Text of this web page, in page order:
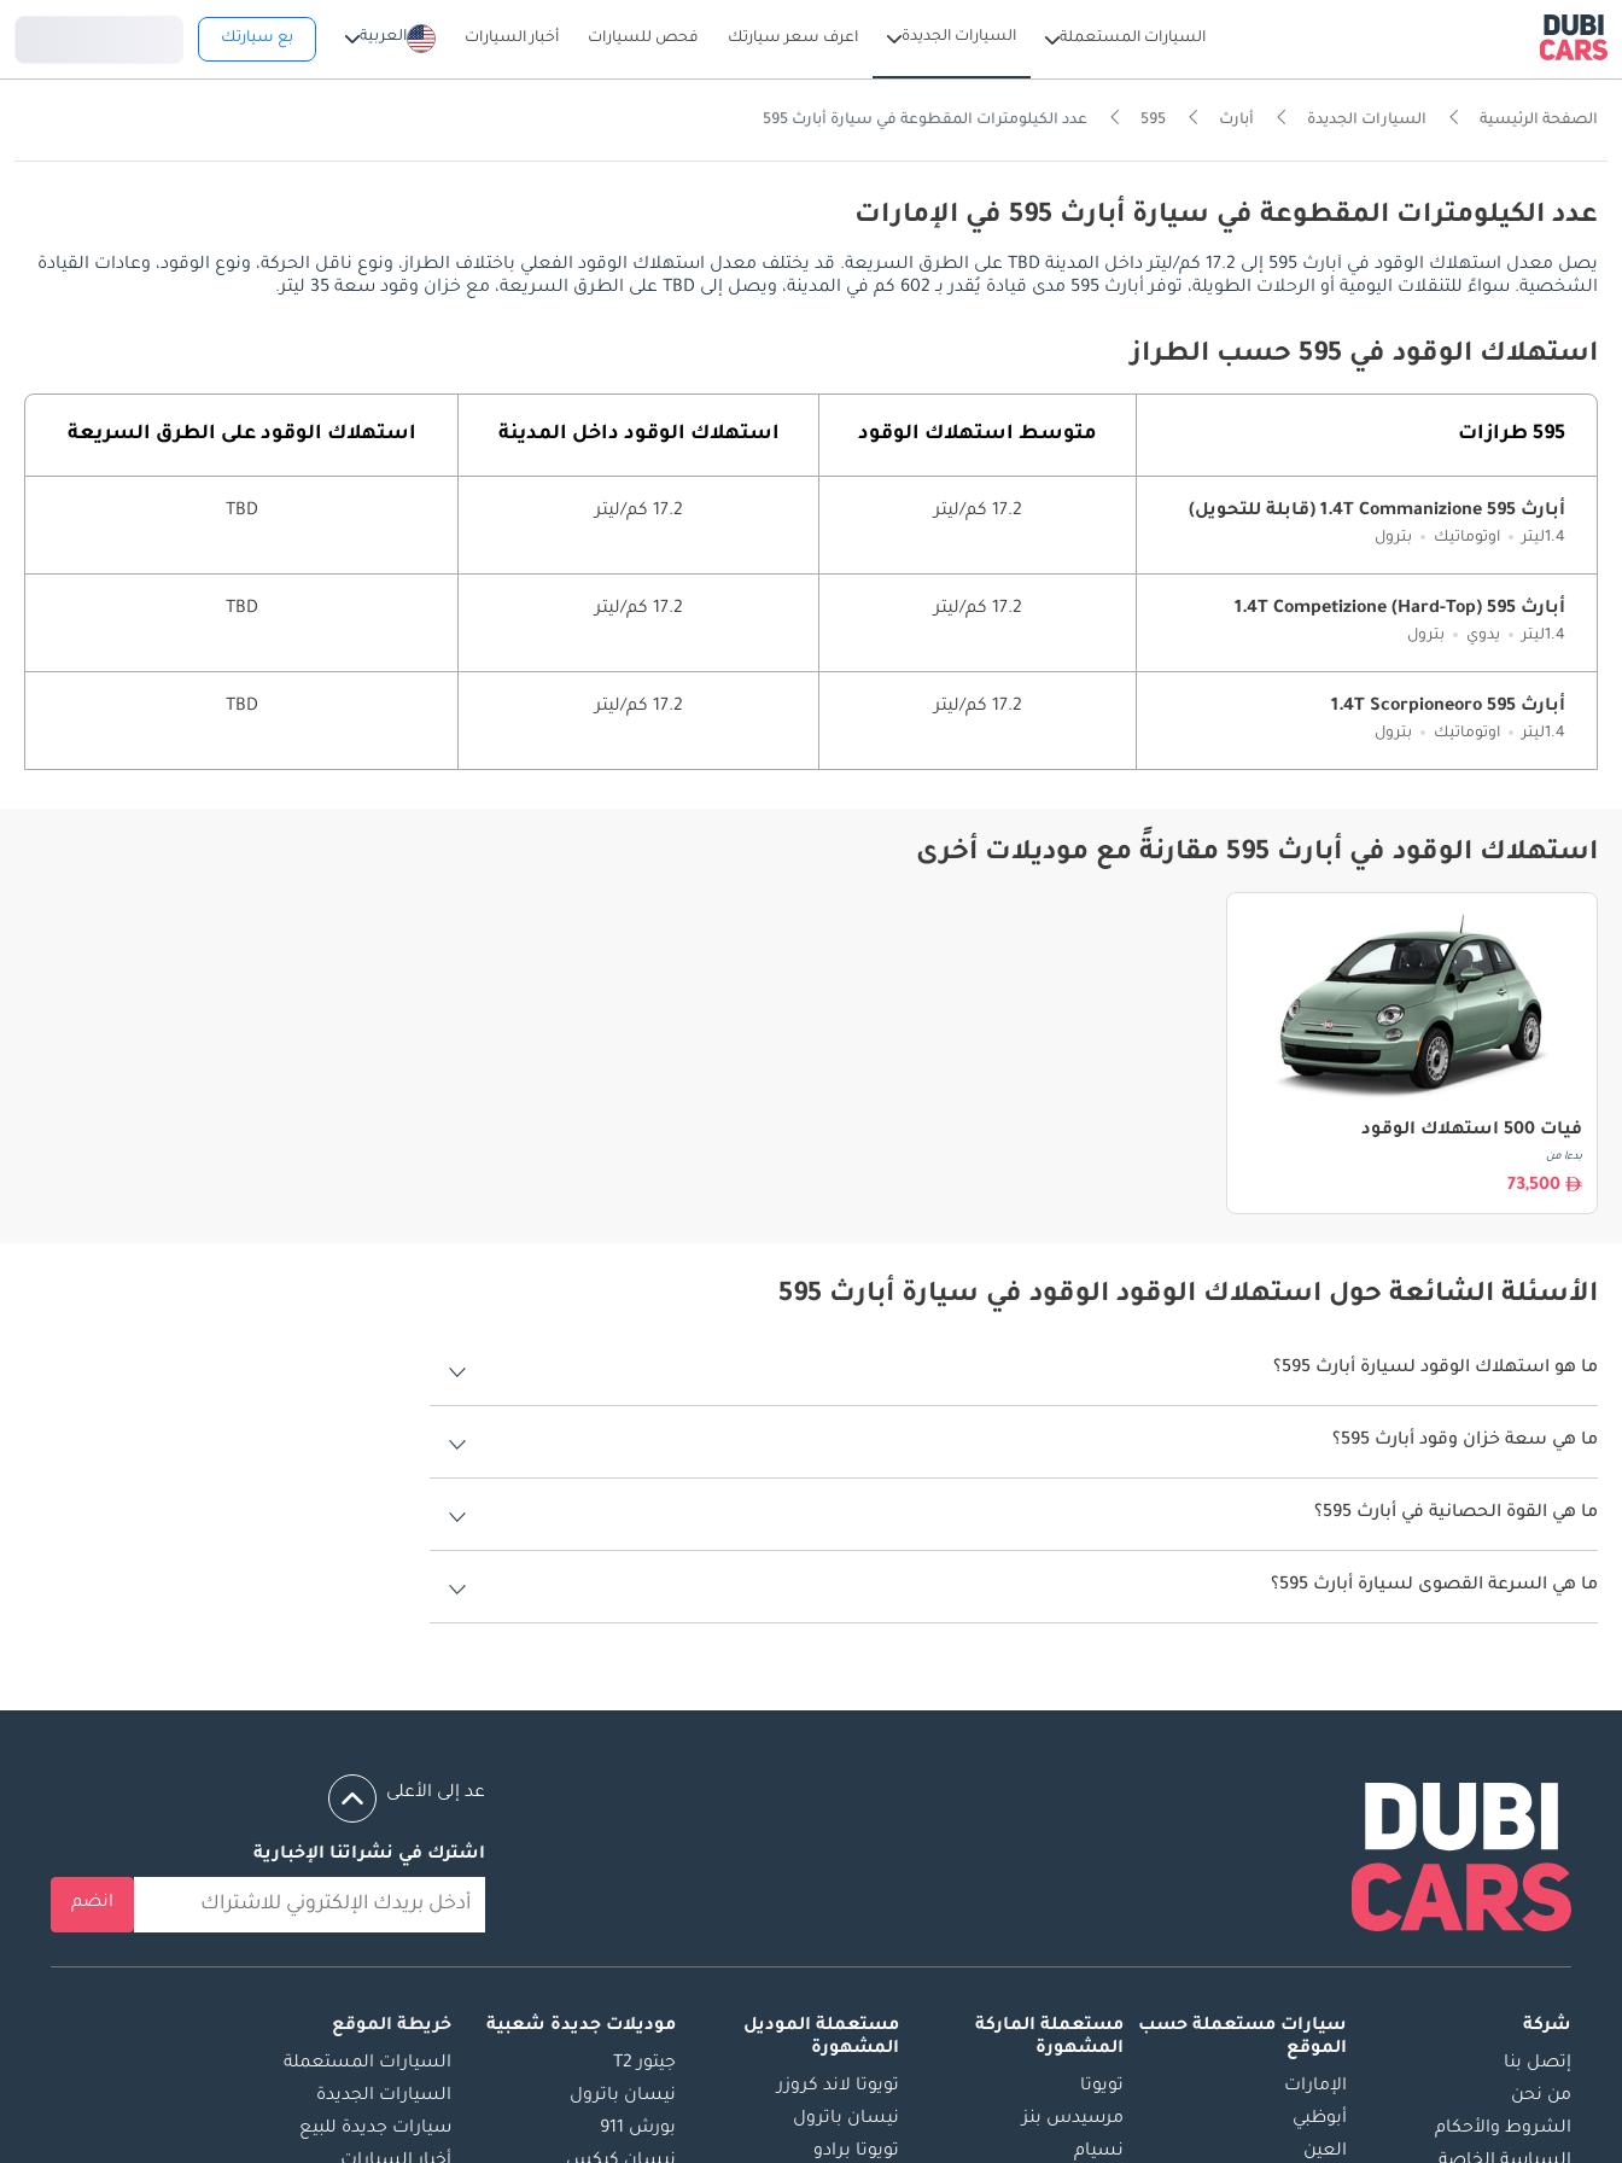
السيارات المستعملة السيارات الجديدة اعرف سعر سيارتك فحص للسيارات أخبار السيارات العربية بع سيارتك
الصفحة الرئيسية السيارات الجديدة أبارث 595 عدد الكيلومترات المقطوعة في سيارة أبارث 595
عدد الكيلومترات المقطوعة في سيارة أبارث 595 في الإمارات
يصل معدل استهلاك الوقود في أبارث 595 إلى 17.2 كم/ليتر داخل المدينة TBD على الطرق السريعة. قد يختلف معدل استهلاك الوقود الفعلي باختلاف الطراز، ونوع ناقل الحركة، ونوع الوقود، وعادات القيادة
الشخصية. سواءً للتنقلات اليومية أو الرحلات الطويلة، توفر أبارث 595 مدى قيادة يُقدر بـ 602 كم في المدينة، ويصل إلى TBD على الطرق السريعة، مع خزان وقود سعة 35 ليتر.
استهلاك الوقود في 595 حسب الطراز
595 طرازات متوسط ​​استهلاك الوقود استهلاك الوقود داخل المدينة استهلاك الوقود على الطرق السريعة
أبارث 595 1.4T Commanizione (قابلة للتحويل)
1.4ليتر اوتوماتيك بترول
17.2 كم/ليتر 17.2 كم/ليتر TBD
أبارث 595 1.4T Competizione (Hard-Top)
1.4ليتر يدوي بترول
17.2 كم/ليتر 17.2 كم/ليتر TBD
أبارث 595 1.4T Scorpioneoro
1.4ليتر اوتوماتيك بترول
17.2 كم/ليتر 17.2 كم/ليتر TBD
استهلاك الوقود في أبارث 595 مقارنةً مع موديلات أخرى
فيات 500 استهلاك الوقود
بدءا من
73,500
الأسئلة الشائعة حول استهلاك الوقود الوقود في سيارة أبارث 595
ما هو استهلاك الوقود لسيارة أبارث 595؟
يتراوح استهلاك الوقود لسيارة أبارث 595 بين 17.2 كم/ليتر.
ما هي سعة خزان وقود أبارث 595؟
سعة خزان وقود أبارث 595 35 ليتر.
ما هي القوة الحصانية في أبارث 595؟
تنتج أبارث 595 قوة 162 حصان - 175 حصان.
ما هي السرعة القصوى لسيارة أبارث 595؟
السرعة القصوى لسيارة أبارث 595 هي 225 كم/الساعة.
عد إلى الأعلى
اشترك في نشراتنا الإخبارية
انضم
شركة
إتصل بنا
من نحن
الشروط والأحكام
سيارات مستعملة حسب
الموقع
الإمارات
أبوظبي
العين
مستعملة الماركة
المشهورة
تويوتا
مرسيدس بنز
نسيام
مستعملة الموديل
المشهورة
تويوتا لاند كروزر
نيسان باترول
تويوتا برادو
موديلات جديدة شعبية
جيتور T2
نيسان باترول
بورش 911
خريطة الموقع
السيارات المستعملة
السيارات الجديدة
سيارات جديدة للبيع